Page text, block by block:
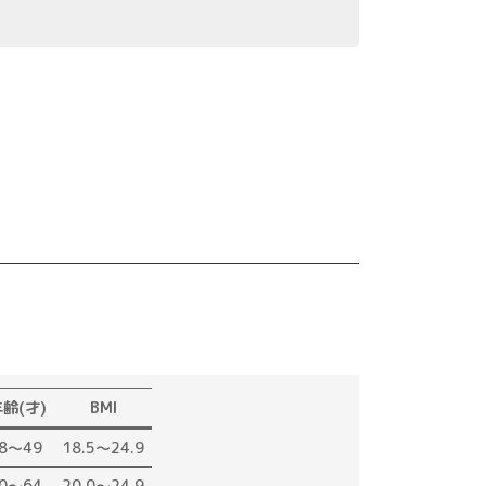
齢(才)
BMI
～49
18.5～24.9